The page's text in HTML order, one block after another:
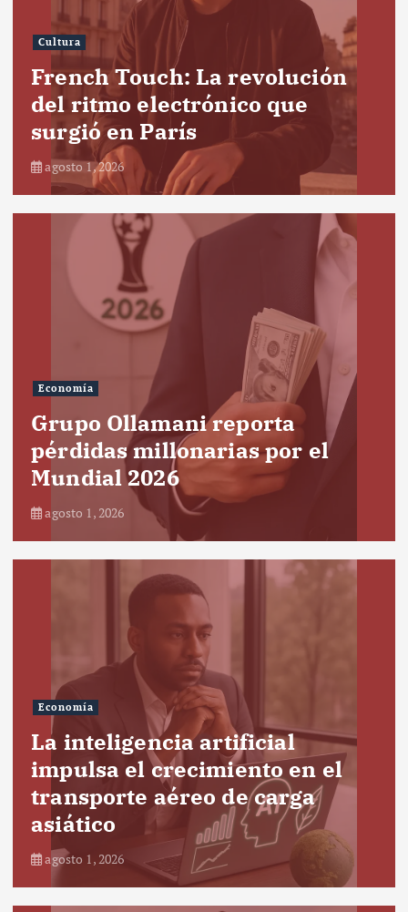
Cultura
French Touch: La revolución
del ritmo electrónico que
surgió en París
agosto 1, 2026
Economía
Grupo Ollamani reporta
pérdidas millonarias por el
Mundial 2026
agosto 1, 2026
Economía
La inteligencia artificial
impulsa el crecimiento en el
transporte aéreo de carga
asiático
agosto 1, 2026